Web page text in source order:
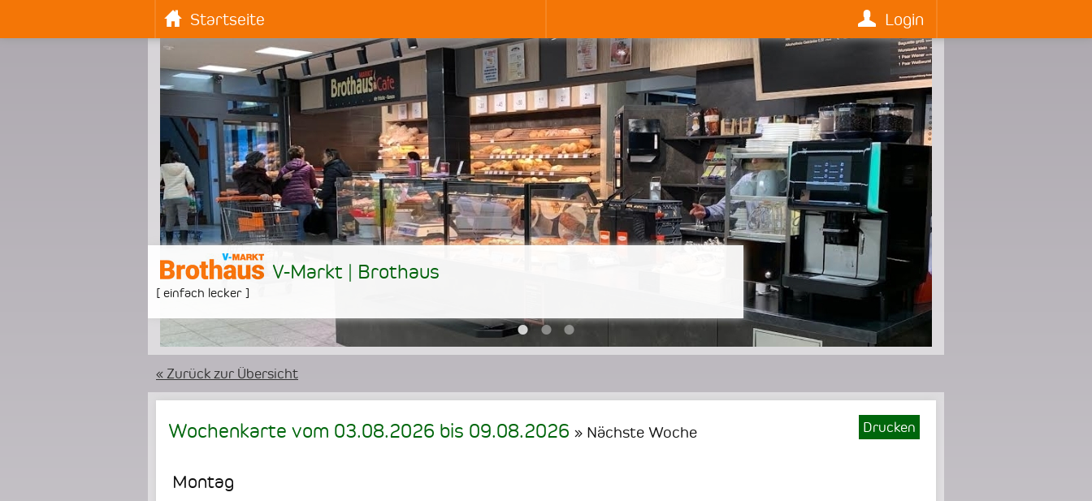
Startseite Login
V-Markt | Brothaus
[ einfach lecker ]
•••
« Zurück zur Übersicht
Drucken
Wochenkarte vom 03.08.2026 bis 09.08.2026 » Nächste Woche
Montag